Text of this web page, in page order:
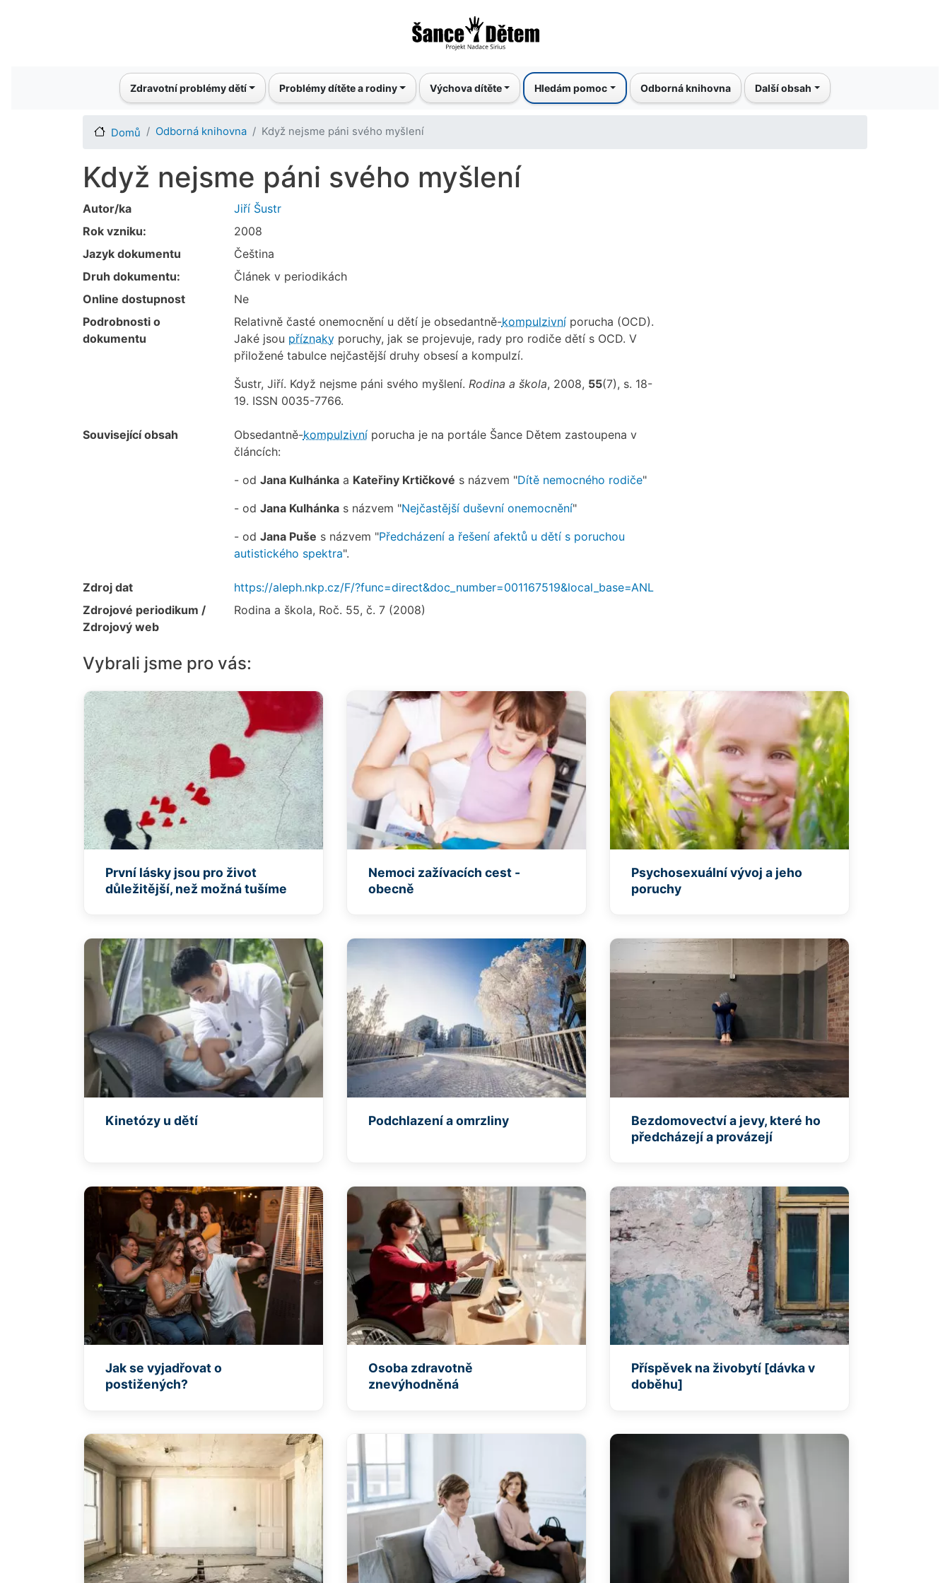
k
hlavnímu
Main navigationZdravotní problémy dětí Problémy dítěte a rodiny Výchova dítěte Hledám pomoc Odborná knihovna Další obsah
Domů Odborná knihovna Když nejsme páni svého myšlení
Když nejsme páni svého myšlení
Autor/ka
Jiří Šustr
Rok vzniku:
2008
Jazyk dokumentu
Čeština
Druh dokumentu:
Článek v periodikách
Online dostupnost
Ne
Podrobnosti o
dokumentu
Relativně časté onemocnění u dětí je obsedantně-kompulzivníporucha (OCD).
Jaké jsou příznakyporuchy, jak se projevuje, rady pro rodiče dětí s OCD. V
přiložené tabulce nejčastější druhy obsesí a kompulzí.
Šustr, Jiří. Když nejsme páni svého myšlení. Rodina a škola, 2008, 55(7), s. 18-
19. ISSN 0035-7766.
Související obsah Obsedantně-kompulzivníporucha je na portále Šance Dětem zastoupena v
článcích:
- od Jana Kulhánkaa Kateřiny Krtičkové s názvem "Dítě nemocného rodiče"
- od Jana Kulhánkas názvem "Nejčastější duševní onemocnění"
- od Jana Puše s názvem "Předcházení a řešení afektů u dětí s poruchou
autistického spektra".
Zdroj dat
https://aleph.nkp.cz/F/?func=direct&doc_number=001167519&local_base=ANL
Zdrojové periodikum /
Zdrojový web
Rodina a škola, Roč. 55, č. 7 (2008)
Vybrali jsme pro vás:
První lásky jsou pro život
důležitější, než možná tušíme
Nemoci zažívacích cest -
obecně
Psychosexuální vývoj a jeho
poruchy
Kinetózy u dětí Podchlazení a omrzliny
Bezdomovectví a jevy, které ho
předcházejí a provázejí
Jak se vyjadřovat o
postižených?
Osoba zdravotně
znevýhodněná
Příspěvek na živobytí [dávka v
doběhu]